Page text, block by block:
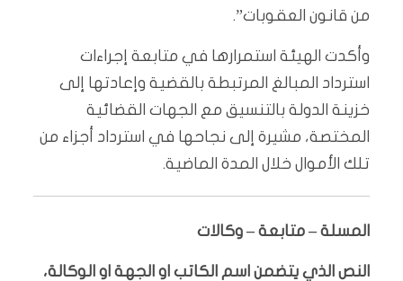
من قانون العقوبات”.
وأكدت الهيئة استمرارها في متابعة إجراءات
استرداد المبالغ المرتبطة بالقضية وإعادتها إلى
خزينة الدولة بالتنسيق مع الجهات القضائية
المختصة، مشيرة إلى نجاحها في استرداد أجزاء من
تلك الأموال خلال المدة الماضية.
المسلة – متابعة – وكالات
النص الذي يتضمن اسم الكاتب او الجهة او الوكالة،